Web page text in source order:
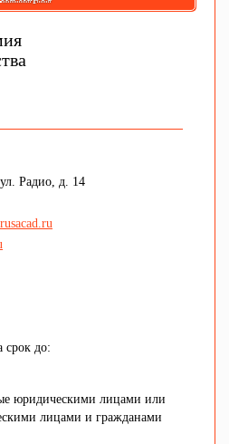
Радио, д. 14
срок до:
юридическими лицами или
лицами и гражданами